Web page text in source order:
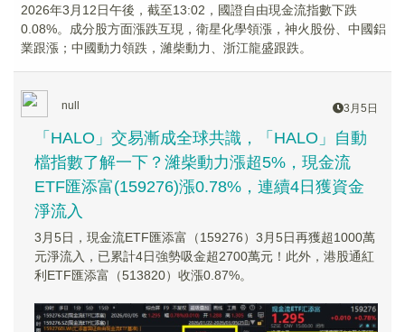
2026年3月12日午後，截至13:02，國證自由現金流指數下跌
0.08%。成分股方面漲跌互現，衛星化學領漲，神火股份、中國鋁
業跟漲；中國動力領跌，濰柴動力、浙江龍盛跟跌。
null 3月5日
「HALO」交易漸成全球共識，「HALO」自動
檔指數了解一下？濰柴動力漲超5%，現金流
ETF匯添富(159276)漲0.78%，連續4日獲資金
淨流入
3月5日，現金流ETF匯添富（159276）3月5日再獲超1000萬
元淨流入，已累計4日強勢吸金超2700萬元！此外，港股通紅
利ETF匯添富（513820）收漲0.87%。